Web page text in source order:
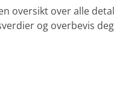
oversikt over alle
og overbevis